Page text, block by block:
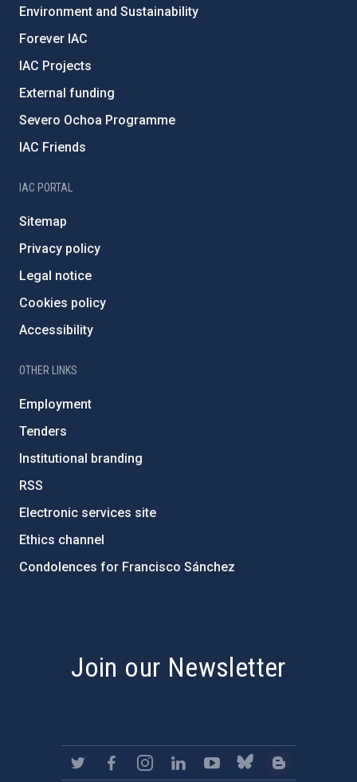
Environment and Sustainability
Forever IAC
IAC Projects
External funding
Severo Ochoa Programme
IAC Friends
IAC PORTAL
Sitemap
Privacy policy
Legal notice
Cookies policy
Accessibility
OTHER LINKS
Employment
Tenders
Institutional branding
RSS
Electronic services site
Ethics channel
Condolences for Francisco Sánchez
Join our Newsletter